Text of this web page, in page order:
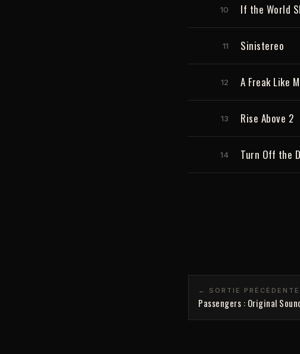
10 If the World
11 Sinistereo
12 A Freak Like
13 Rise Above 2
14 Turn Off the
← SORTIE PRÉCÉDENTE
Passengers : Original